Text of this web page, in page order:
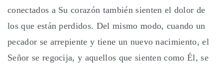
conectados a Su corazón también sienten el dolor de
los que están perdidos. Del mismo modo, cuando un
pecador se arrepiente y tiene un nuevo nacimiento, el
Señor se regocija, y aquellos que sienten como Él, se